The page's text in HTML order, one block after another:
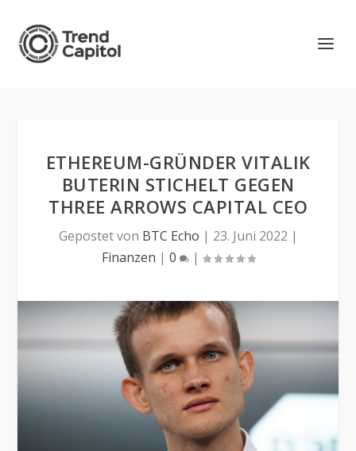
ETHEREUM-GRÜNDER VITALIK
BUTERIN STICHELT GEGEN
THREE ARROWS CAPITAL CEO
Gepostet von BTC Echo | 23. Juni 2022 |
Finanzen | 0 |